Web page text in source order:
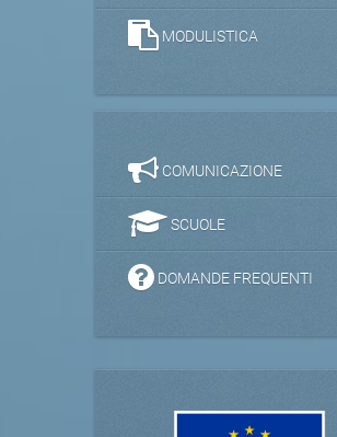
MODULISTICA
COMUNICAZIONE
SCUOLE
DOMANDE FREQUENTI